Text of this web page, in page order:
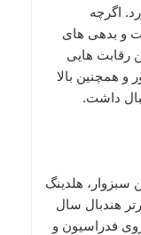
اگرچه
و بدهی های
رقابت هایی
و همچنین بالا
داشت.
سبزوار، هلدینگ
هندبال سال
روی فدراسیون و